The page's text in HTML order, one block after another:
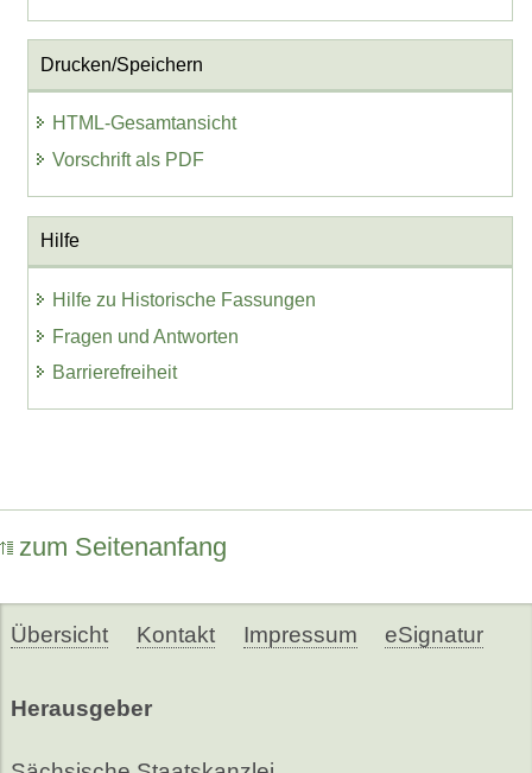
Drucken/Speichern
HTML-Gesamtansicht
Vorschrift als PDF
Hilfe
Hilfe zu Historische Fassungen
Fragen und Antworten
Barrierefreiheit
zum Seitenanfang
Übersicht Kontakt Impressum eSignatur
Herausgeber